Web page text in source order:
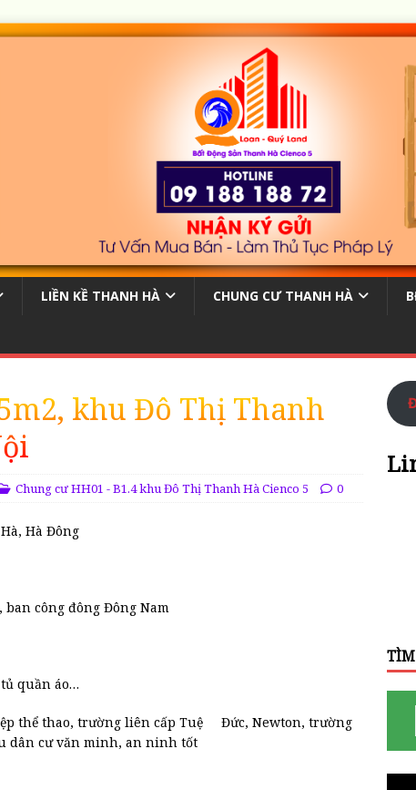
LIỀN KỀ THANH HÀ CHUNG CƯ THANH HÀ
khu Đô Thị Thanh
Chung cư HH01 - B1.4 khu Đô Thị Thanh Hà Cienco 5 0
Hà Đông
ban công đông Đông Nam
quần áo…
thể thao, trường liên cấp Tuệ Đức, Newton, trường
dân cư văn minh, an ninh tốt